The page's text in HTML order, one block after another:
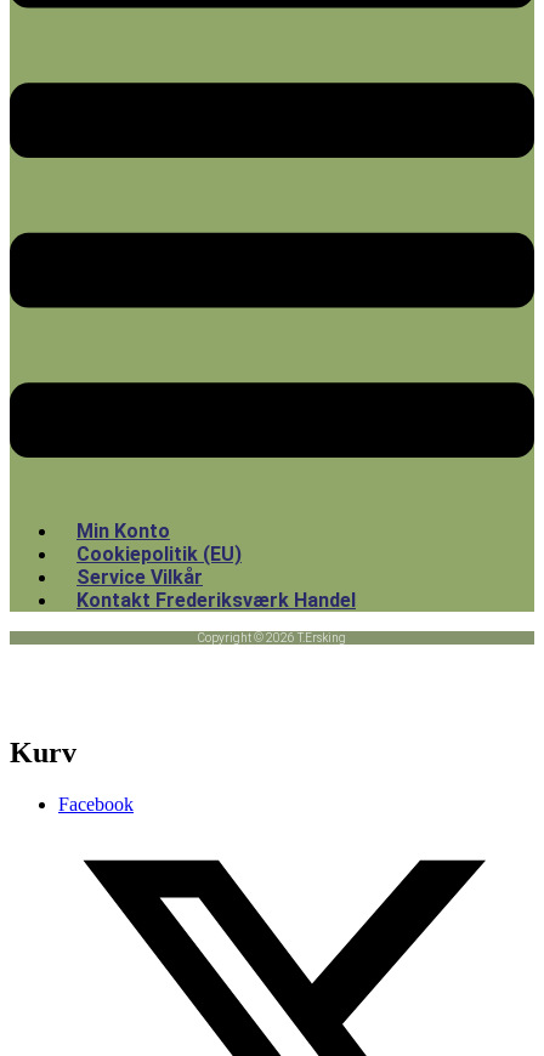
Min Konto
Cookiepolitik (EU)
Service Vilkår
Kontakt Frederiksværk Handel
Copyright © 2026 T.Ersking
Kurv
Facebook